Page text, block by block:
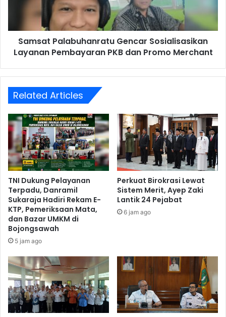
Samsat Palabuhanratu Gencar Sosialisasikan
Layanan Pembayaran PKB dan Promo Merchant
Related Articles
TNI Dukung Pelayanan
Terpadu, Danramil
Sukaraja Hadiri Rekam E-
KTP, Pemeriksaan Mata,
dan Bazar UMKM di
Bojongsawah
5 jam ago
Perkuat Birokrasi Lewat
Sistem Merit, Ayep Zaki
Lantik 24 Pejabat
6 jam ago